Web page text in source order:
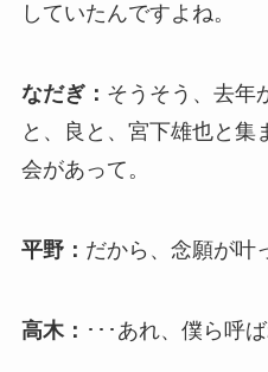
していたんですよね。
なだぎ： そうそう、去年
と、良と、宮下雄也と集
会があって。
平野： だから、念願が叶
高木： ･･･あれ、僕ら呼